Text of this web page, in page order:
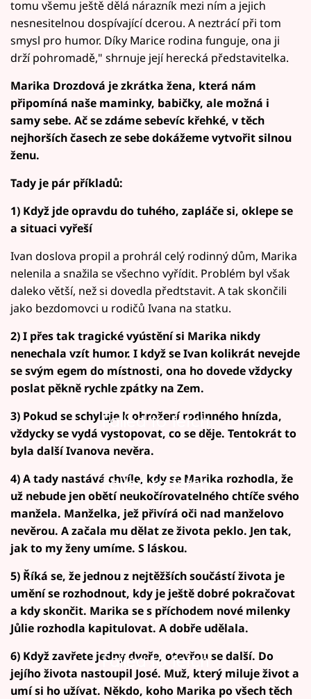
tomu všemu ještě dělá nárazník mezi ním a jejich
nesnesitelnou dospívající dcerou. A neztrácí při tom
smysl pro humor. Díky Marice rodina funguje, ona ji
drží pohromadě," shrnuje její herecká představitelka.
Marika Drozdová je zkrátka žena, která nám
připomíná naše maminky, babičky, ale možná i
samy sebe. Ač se zdáme sebevíc křehké, v těch
nejhorších časech ze sebe dokážeme vytvořit silnou
ženu.
Tady je pár příkladů:
1) Když jde opravdu do tuhého, zapláče si, oklepe se
a situaci vyřeší
Ivan doslova propil a prohrál celý rodinný dům, Marika
nelenila a snažila se všechno vyřídit. Problém byl však
daleko větší, než si dovedla předtstavit. A tak skončili
jako bezdomovci u rodičů Ivana na statku.
2) I přes tak tragické vyústění si Marika nikdy
nenechala vzít humor. I když se Ivan kolikrát nevejde
se svým egem do místnosti, ona ho dovede vždycky
poslat pěkně rychle zpátky na Zem.
Failed to fetch
3) Pokud se schyluje k ohrožení rodinného hnízda,
vždycky se vydá vystopovat, co se děje. Tentokrát to
byla další Ivanova nevěra.
Failed to fetch
4) A tady nastává chvíle, kdy se Marika rozhodla, že
už nebude jen obětí neukočírovatelného chtíče svého
manžela. Manželka, jež přivírá oči nad manželovo
nevěrou. A začala mu dělat ze života peklo. Jen tak,
jak to my ženy umíme. S láskou.
5) Říká se, že jednou z nejtěžších součástí života je
umění se rozhodnout, kdy je ještě dobré pokračovat
a kdy skončit. Marika se s příchodem nové milenky
Jůlie rozhodla kapitulovat. A dobře udělala.
Failed to fetch
6) Když zavřete jedny dveře, otevřou se další. Do
jejího života nastoupil José. Muž, který miluje život a
umí si ho užívat. Někdo, koho Marika po všech těch